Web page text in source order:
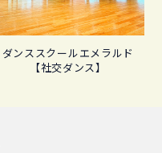
ダンススクールエメラルド
【社交ダンス】